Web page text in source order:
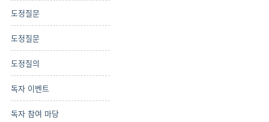
도정질문
도정질문
도정질의
독자 이벤트
독자 참여 마당